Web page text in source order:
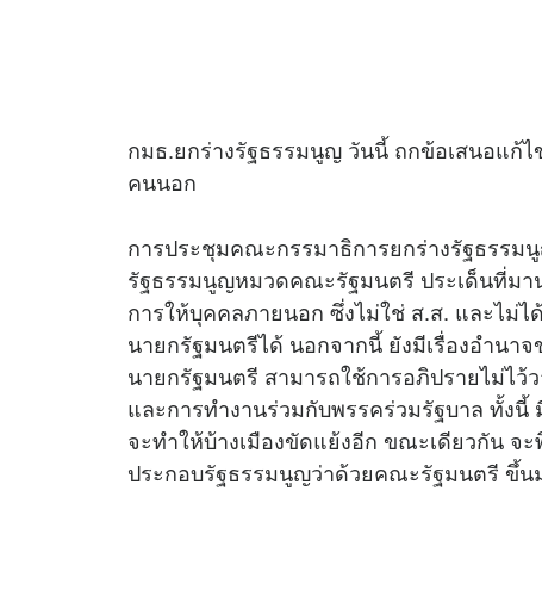
กมธ.ยกร่างรัฐธรรมนูญ วันนี้ ถกข้อเสนอแก้
คนนอก
การประชุมคณะกรรมาธิการยกร่างรัฐธรร
รัฐธรรมนูญหมวดคณะรัฐมนตรี ประเด็นที่ม
การให้บุคคลภายนอก ซึ่งไม่ใช่ ส.ส. และไม่
นายกรัฐมนตรีได้ นอกจากนี้ ยังมีเรื่องอำนา
นายกรัฐมนตรี สามารถใช้การอภิปรายไม่ไ
และการทำงานร่วมกับพรรคร่วมรัฐบาล ทั้ง
จะทำให้บ้างเมืองขัดแย้งอีก ขณะเดียวกัน
ประกอบรัฐธรรมนูญว่าด้วยคณะรัฐมนตรี ขึ้น